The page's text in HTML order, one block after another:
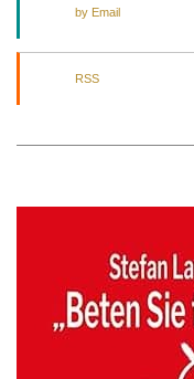
by Email
RSS